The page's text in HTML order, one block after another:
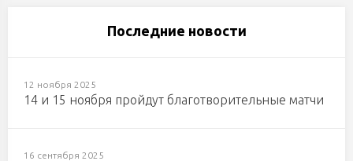
Последние новости
12 ноября 2025
14 и 15 ноября пройдут благотворительные матчи
16 сентября 2025